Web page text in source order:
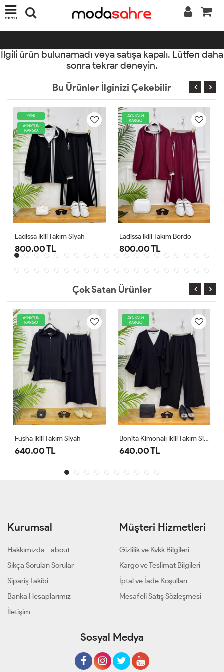
menü
İlgili ürün bulunamadı veya satışa kapalı. Lütfen daha
sonra tekrar deneyin.
Bu Ürünler İlginizi Çekebilir
AYNIGÜN
KARGO
Ladissa İkili Takım Bordo
800.00 TL
YENİ
AYNIGÜN
KARGO
Midas Oyşo İkili Takım
1,000.00 TL
Çok Satan Ürünler
Siyah
AYNIGÜN
KARGO
Bonita Kimonalı İkili Takım Siyah
YENİ
AYNIGÜN
KARGO
Comfor Ikili
Kurumsal
Hakkımızda - about
Sıkça Sorulan Sorular
Sipariş Takibi
Banka Hesaplarımız
İletişim
Müşteri Hizmetleri
Gizlilik ve Kvkk Bilgileri
Kargo ve Teslimat Bilgileri
İptal ve İade Koşulları
Mesafeli Satış Sözleşmesi
Sosyal Medya